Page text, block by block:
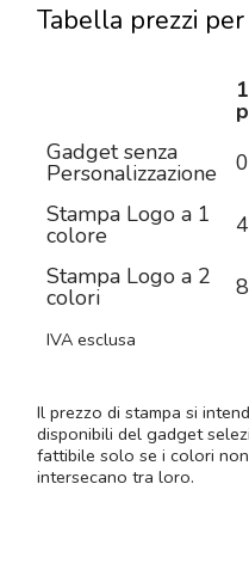
Tabella prezzi
Gadget senza
Personalizzazione
Stampa Logo a 1
colore
Stampa Logo a 2
colori
IVA esclusa
Il prezzo di stampa si
disponibili del gadget
fattibile solo se i colori
intersecano tra loro.